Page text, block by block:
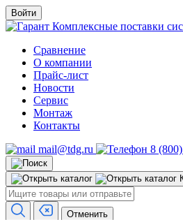
Войти
Комплексные поставки
Сравнение
О компании
Прайс-лист
Новости
Сервис
Монтаж
Контакты
mail@tdg.ru
8
Отменить